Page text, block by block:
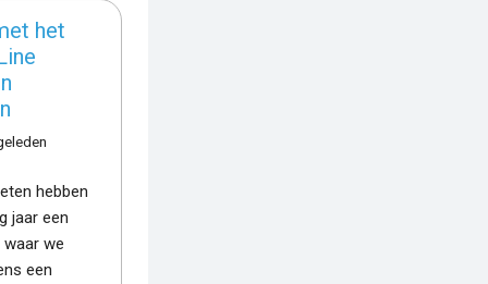
het
hebben
jaar een
we
een